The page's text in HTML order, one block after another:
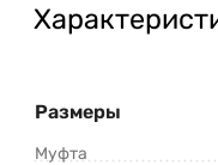
Размеры
Муфта